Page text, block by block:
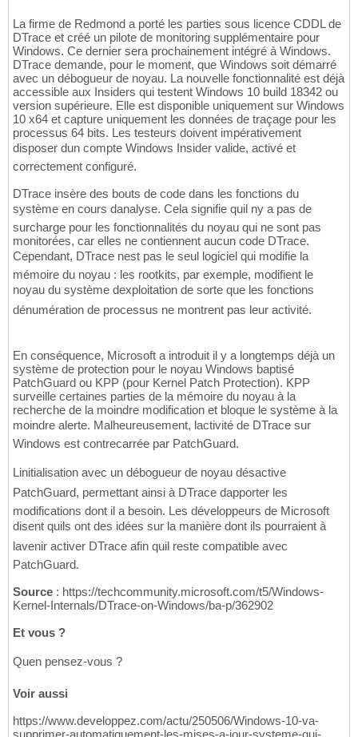
La firme de Redmond a porté les parties sous licence CDDL de
DTrace et créé un pilote de monitoring supplémentaire pour
Windows. Ce dernier sera prochainement intégré à Windows.
DTrace demande, pour le moment, que Windows soit démarré
avec un débogueur de noyau. La nouvelle fonctionnalité est déjà
accessible aux Insiders qui testent Windows 10 build 18342 ou
version supérieure. Elle est disponible uniquement sur Windows
10 x64 et capture uniquement les données de traçage pour les
processus 64 bits. Les testeurs doivent impérativement
disposer dun compte Windows Insider valide, activé et
correctement configuré.
DTrace insère des bouts de code dans les fonctions du
système en cours danalyse. Cela signifie quil ny a pas de
surcharge pour les fonctionnalités du noyau qui ne sont pas
monitorées, car elles ne contiennent aucun code DTrace.
Cependant, DTrace nest pas le seul logiciel qui modifie la
mémoire du noyau : les rootkits, par exemple, modifient le
noyau du système dexploitation de sorte que les fonctions
dénumération de processus ne montrent pas leur activité.
En conséquence, Microsoft a introduit il y a longtemps déjà un
système de protection pour le noyau Windows baptisé
PatchGuard ou KPP (pour Kernel Patch Protection). KPP
surveille certaines parties de la mémoire du noyau à la
recherche de la moindre modification et bloque le système à la
moindre alerte. Malheureusement, lactivité de DTrace sur
Windows est contrecarrée par PatchGuard.
Linitialisation avec un débogueur de noyau désactive
PatchGuard, permettant ainsi à DTrace dapporter les
modifications dont il a besoin. Les développeurs de Microsoft
disent quils ont des idées sur la manière dont ils pourraient à
lavenir activer DTrace afin quil reste compatible avec
PatchGuard.
Source : https://techcommunity.microsoft.com/t5/Windows-
Kernel-Internals/DTrace-on-Windows/ba-p/362902
Et vous ?
Quen pensez-vous ?
Voir aussi
https://www.developpez.com/actu/250506/Windows-10-va-